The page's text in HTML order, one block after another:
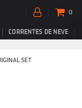
CORRENTES DE NEVE
0
SET